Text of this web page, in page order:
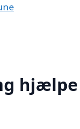
hjælpe